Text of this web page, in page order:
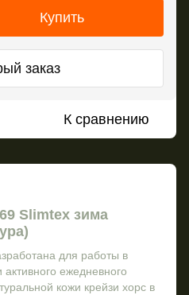
Купить
заказ
К сравнению
Slimtex зима
для работы в
ежедневного
кожи крейзи хорс в